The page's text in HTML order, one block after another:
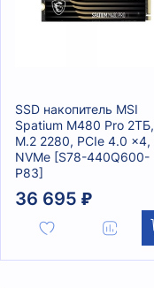
SSD накопитель MSI
Spatium M480 Pro 2ТБ,
M.2 2280, PCIe 4.0 x4,
NVMe [S78-440Q600-
P83]
36 695 ₽